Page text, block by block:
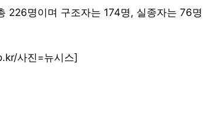
226명이며 구조자는 174명, 실종자는 76명
사진=뉴시스]